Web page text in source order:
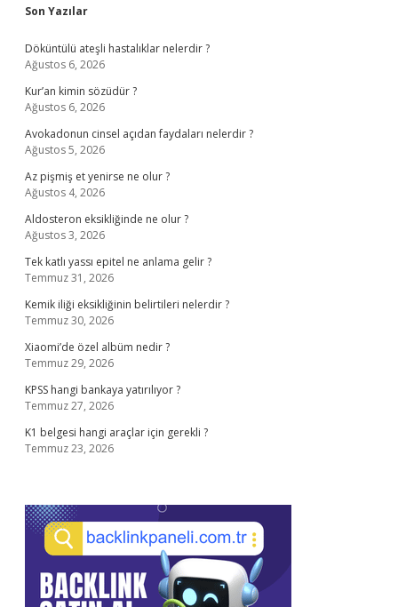
Sidebar
Son Yazılar
Döküntülü ateşli hastalıklar nelerdir ?
Ağustos 6, 2026
Kur’an kimin sözüdür ?
Ağustos 6, 2026
Avokadonun cinsel açıdan faydaları nelerdir ?
Ağustos 5, 2026
Az pişmiş et yenirse ne olur ?
Ağustos 4, 2026
Aldosteron eksikliğinde ne olur ?
Ağustos 3, 2026
Tek katlı yassı epitel ne anlama gelir ?
Temmuz 31, 2026
Kemik iliği eksikliğinin belirtileri nelerdir ?
Temmuz 30, 2026
Xiaomi’de özel albüm nedir ?
Temmuz 29, 2026
KPSS hangi bankaya yatırılıyor ?
Temmuz 27, 2026
K1 belgesi hangi araçlar için gerekli ?
Temmuz 23, 2026